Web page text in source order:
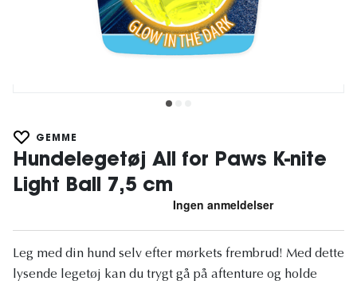
GEMME
Hundelegetøj All for Paws K-nite
Light Ball 7,5 cm
Leg med din hund selv efter mørkets frembrud! Med dette
lysende legetøj kan du trygt gå på aftenture og holde